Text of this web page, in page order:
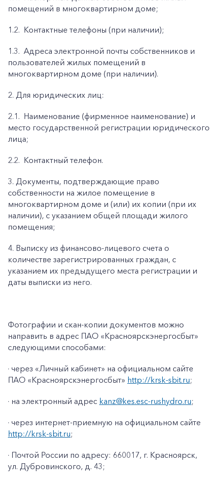
помещений в многоквартирном доме;
1.2. Контактные телефоны (при наличии);
1.3. Адреса электронной почты собственников и
пользователей жилых помещений в
многоквартирном доме (при наличии).
2. Для юридических лиц:
2.1. Наименование (фирменное наименование) и
место государственной регистрации юридического
лица;
2.2. Контактный телефон.
3. Документы, подтверждающие право
собственности на жилое помещение в
многоквартирном доме и (или) их копии (при их
наличии), с указанием общей площади жилого
помещения;
4. Выписку из финансово-лицевого счета о
количестве зарегистрированных граждан, с
указанием их предыдущего места регистрации и
даты выписки из него.
Фотографии и скан-копии документов можно
направить в адрес ПАО «Красноярскэнергосбыт»
следующими способами:
· через «Личный кабинет» на официальном сайте
ПАО «Красноярскэнергосбыт» http://krsk-sbit.ru;
· на электронный адрес kanz@kes.esc-rushydro.ru;
· через интернет-приемную на официальном сайте
http://krsk-sbit.ru;
· Почтой России по адресу: 660017, г. Красноярск,
ул. Дубровинского, д. 43;